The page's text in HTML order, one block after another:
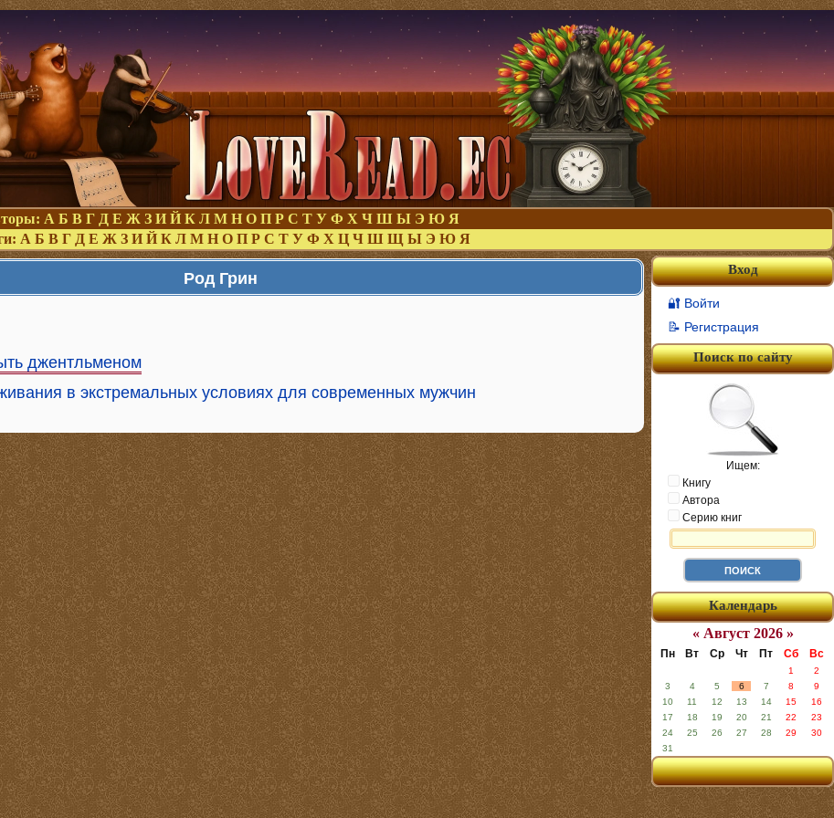
А Б В Г Д Е Ж З И Й К Л М Н О П Р С Т У Ф Х Ч Ш Ы Э Ю Я
А Б В Г Д Е Ж З И Й К Л М Н О П Р С Т У Ф Х Ц Ч Ш Щ Ы Э Ю Я
Род Грин
джентльменом
в экстремальных условиях для современных мужчин
Вход
🔐 Войти
📝 Регистрация
Поиск по сайту
Ищем:
Книгу
Автора
Серию книг
Календарь
« Август 2026 »
Пн Вт Ср Чт Пт Сб Вс
1
2
3
4 5 6 7 8
9
10
11 12 13 14 15
16
17
18 19 20 21 22
23
24
25 26 27 28 29
30
31